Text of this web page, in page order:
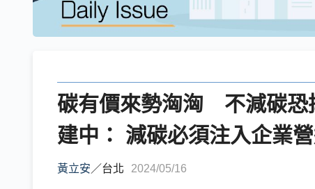
碳有價來勢洶洶 不減碳恐
建中： 減碳必須注入企業
黃立安 ／台北 2024/05/16